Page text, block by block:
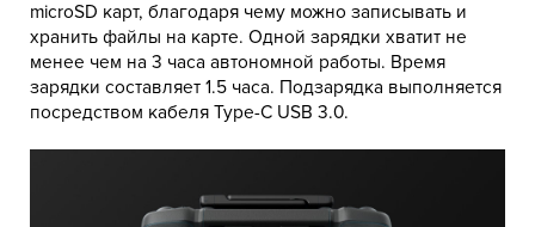
microSD карт, благодаря чему можно записывать и
хранить файлы на карте. Одной зарядки хватит не
менее чем на 3 часа автономной работы. Время
зарядки составляет 1.5 часа. Подзарядка выполняется
посредством кабеля Type-C USB 3.0.